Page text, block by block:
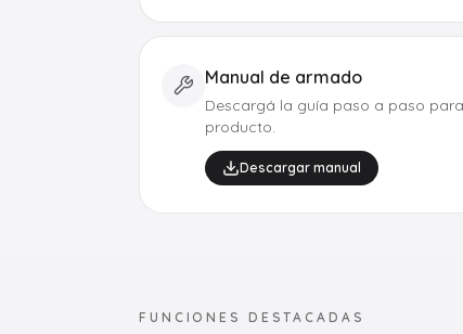
Manual de armado
Descargá la guía paso a paso
producto.
Descargar manual
FUNCIONES DESTACADAS